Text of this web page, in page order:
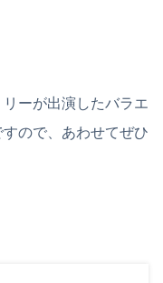
ーが出演したバラエ
ので、あわせてぜひ